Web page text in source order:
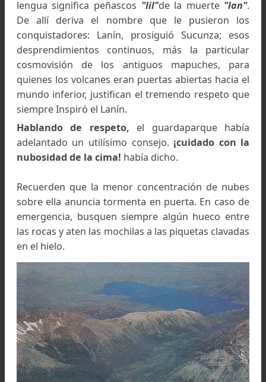
Dentro de lo posible, eviten subir de frente a
desprendimientos de rocas había
Sucunza; como bien los define su nombre
los peñascos de la muerte existen, y por
velocidad son prácticamente imposibles
observar, aunque felizmente dejan marcado
corredor sobre la nieve.
El guardaparque recuerda que los
lengua significa peñascos "lil"de la muerte
De allí deriva el nombre que le pusieron
conquistadores: Lanín, prosiguió Sucunza;
desprendimientos continuos, más la
cosmovisión de los antiguos mapuches,
quienes los volcanes eran puertas abiertas
mundo inferior, justifican el tremendo respeto
siempre Inspiró el Lanín.
Hablando de respeto,el guardaparque
adelantado un utilísimo consejo.¡cuidado
nubosidad de la cima!había dicho.